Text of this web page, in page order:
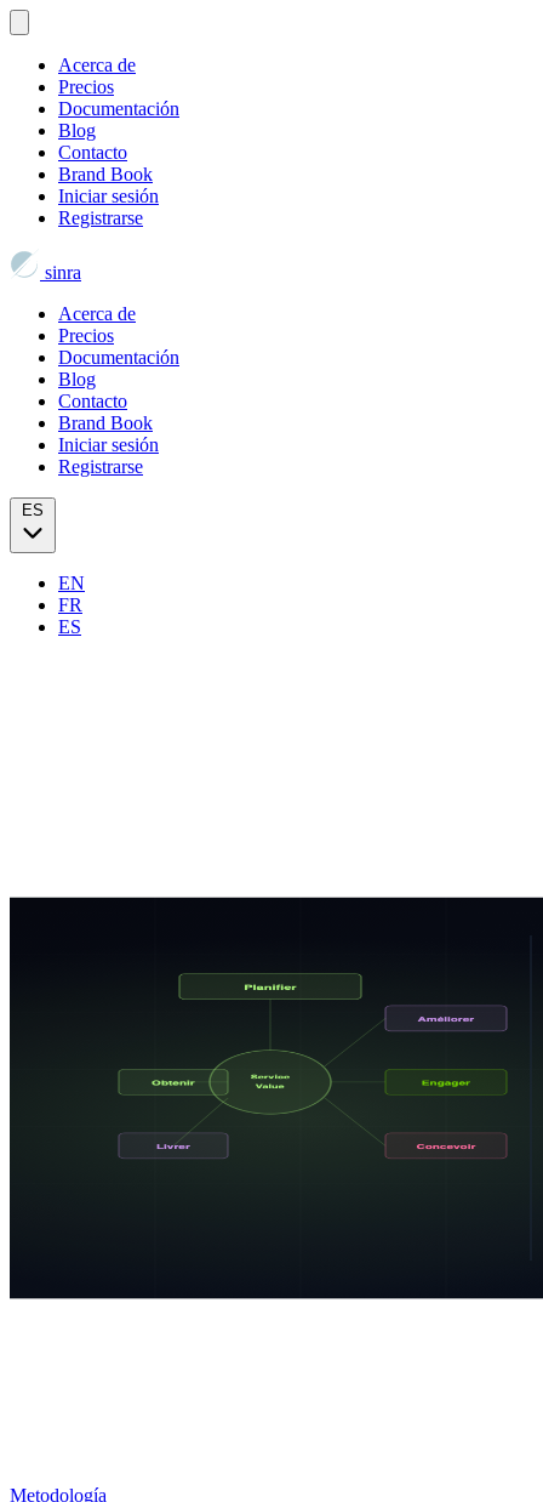
Acerca de
Precios
Documentación
Blog
Contacto
Brand Book
Iniciar sesión
Registrarse
sinra
Acerca de
Precios
Documentación
Blog
Contacto
Brand Book
Iniciar sesión
Registrarse
EN
FR
ES
Metodología